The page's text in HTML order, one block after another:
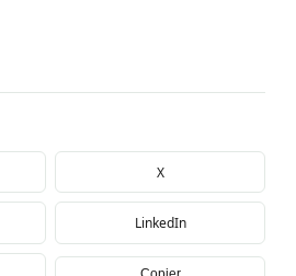
X
LinkedIn